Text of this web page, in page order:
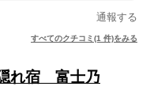
通報する
すべてのクチコミ(1 件)をみる
れ宿 富士乃